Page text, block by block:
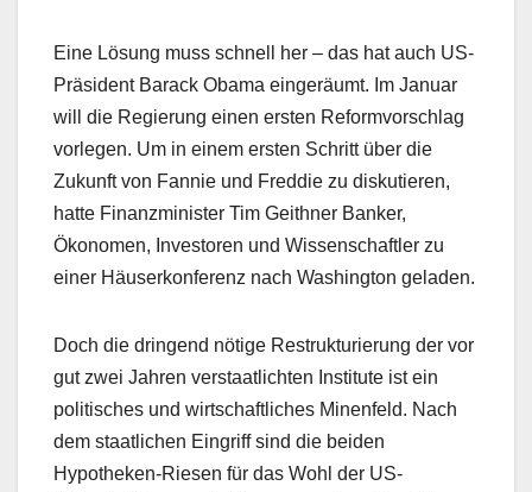
Eine Lösung muss schnell her – das hat auch US-
Präsident Barack Obama eingeräumt. Im Januar
will die Regierung einen ersten Reformvorschlag
vorlegen. Um in einem ersten Schritt über die
Zukunft von Fannie und Freddie zu diskutieren,
hatte Finanzminister Tim Geithner Banker,
Ökonomen, Investoren und Wissenschaftler zu
einer Häuserkonferenz nach Washington geladen.
Doch die dringend nötige Restrukturierung der vor
gut zwei Jahren verstaatlichten Institute ist ein
politisches und wirtschaftliches Minenfeld. Nach
dem staatlichen Eingriff sind die beiden
Hypotheken-Riesen für das Wohl der US-